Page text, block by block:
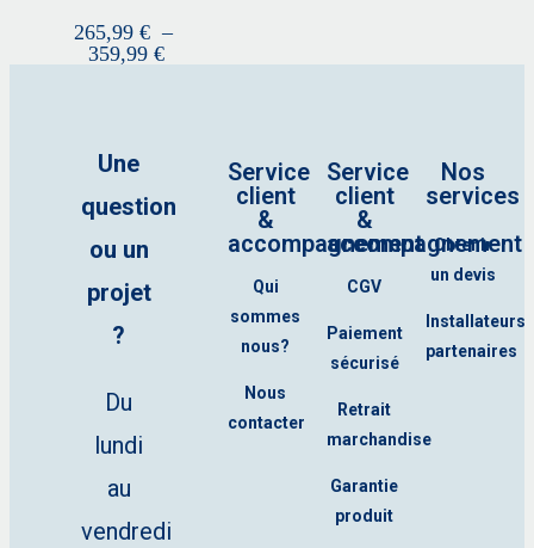
265,99 € –
359,99 €
Une
question
ou un
projet
?
Du
lundi
au
vendredi
Service
client
&
accompagnement
Qui
sommes
nous?
Nous
contacter
Service
client
&
accompagnement
CGV
Paiement
sécurisé
Retrait
marchandise
Garantie
produit
Nos
services
Obtenir
un devis
Installateurs
partenaires